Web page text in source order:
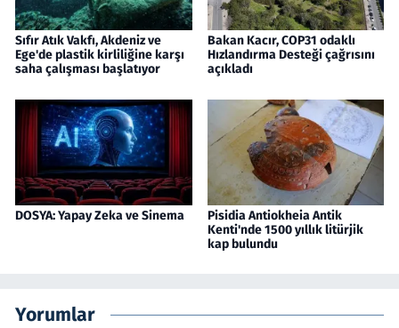
Sıfır Atık Vakfı, Akdeniz ve
Ege'de plastik kirliliğine karşı
saha çalışması başlatıyor
Bakan Kacır, COP31 odaklı
Hızlandırma Desteği çağrısını
açıkladı
DOSYA: Yapay Zeka ve Sinema
Pisidia Antiokheia Antik
Kenti'nde 1500 yıllık litürjik
kap bulundu
Yorumlar